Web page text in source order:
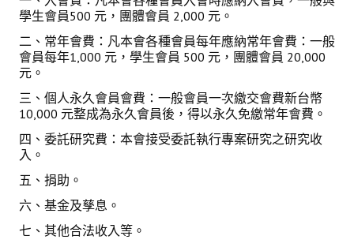
學生會員500 元，團體會員 2,000 元。
二、常年會費：凡本會各種會員每年應納常年會費：一般
會員每年1,000 元，學生會員 500 元，團體會員 20,000
元。
三、個人永久會員會費：一般會員一次繳交會費新台幣
10,000 元整成為永久會員後，得以永久免繳常年會費。
四、委託研究費：本會接受委託執行專案研究之研究收
入。
五、捐助。
六、基金及孳息。
七、其他合法收入等。